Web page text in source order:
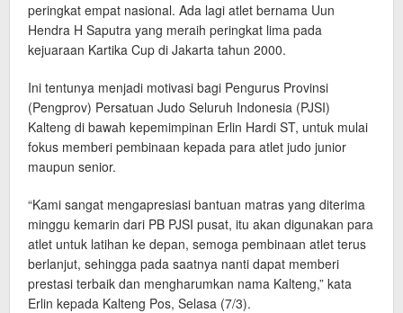
peringkat empat nasional. Ada lagi atlet bernama Uun
Hendra H Saputra yang meraih peringkat lima pada
kejuaraan Kartika Cup di Jakarta tahun 2000.
Ini tentunya menjadi motivasi bagi Pengurus Provinsi
(Pengprov) Persatuan Judo Seluruh Indonesia (PJSI)
Kalteng di bawah kepemimpinan Erlin Hardi ST, untuk mulai
fokus memberi pembinaan kepada para atlet judo junior
maupun senior.
“Kami sangat mengapresiasi bantuan matras yang diterima
minggu kemarin dari PB PJSI pusat, itu akan digunakan para
atlet untuk latihan ke depan, semoga pembinaan atlet terus
berlanjut, sehingga pada saatnya nanti dapat memberi
prestasi terbaik dan mengharumkan nama Kalteng,” kata
Erlin kepada Kalteng Pos, Selasa (7/3).